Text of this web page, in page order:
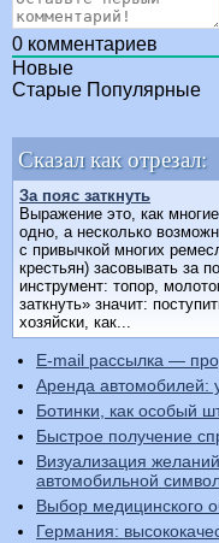
0 комментариев
Новые
Старые Популярные
Сказал как отрезал:
За пояс заткнуть
Выражение это, как
одно, а несколько
с привычкой многих
крестьян) засовывать за
инструмент: топор,
заткнуть» значит:
хозяйски, как...
E-mail рассылка —
Аренда автомобилей:
Ботинки, как особый
Быстрое получение
Визуализация
автомобильной
Выбор медицинского
Германия: